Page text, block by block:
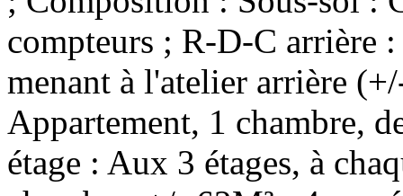
compteurs ; R-D-C arrière
menant à l'atelier arrière
Appartement, 1 chambre,
étage : Aux 3 étages, à